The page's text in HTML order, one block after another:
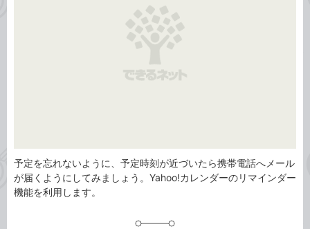
予定を忘れないように、予定時刻が近づいたら携帯電話へメール
が届くようにしてみましょう。Yahoo!カレンダーのリマインダー
機能を利用します。